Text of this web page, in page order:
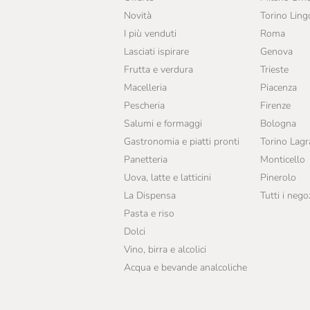
Buondonno
Burlotto Giancarlo
Ca' Rossa
Ca' Viola
Calabretta
Calcagno
Camossi
Novità
I più venduti
Lasciati ispirare
Frutta e verdura
Macelleria
Pescheria
Salumi e formaggi
Gastronomia e piatti pronti
Panetteria
Uova, latte e latticini
La Dispensa
Pasta e riso
Dolci
Vino, birra e alcolici
Acqua e bevande analcoliche
Torino
Roma
Genova
Trieste
Piacenza
Firenze
Bologna
Torino
Monticello
Pinerolo
Tutti i